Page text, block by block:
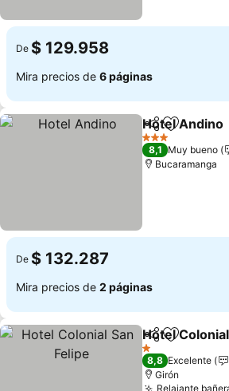
De $ 129.958
Mira precios de 6 páginas
Compartir
Agregar
Hotel Andino
3 Estrellas
8,1 Muy bueno
Bucaramanga
De $ 132.287
Mira precios de 2 páginas
Compartir
Agregar
Hotel
1 Estrellas
8,8 Excelente
Girón
Relajante